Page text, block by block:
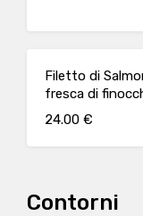
Filetto di
fresca di
24.00 €
Contorni